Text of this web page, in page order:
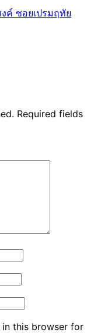
ค์ ซอยเปรมฤทัย
Required fields
in this browser for